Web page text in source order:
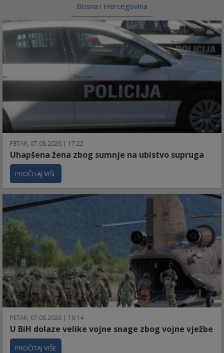
Bosna i Hercegovina
PETAK, 07.08.2026 | 17:22
Uhapšena žena zbog sumnje na ubistvo supruga
PROČITAJ VIŠE
PETAK, 07.08.2026 | 16:14
U BiH dolaze velike vojne snage zbog vojne vježbe
PROČITAJ VIŠE